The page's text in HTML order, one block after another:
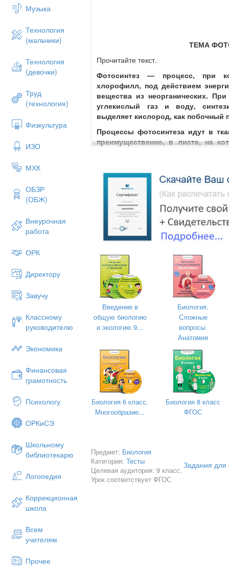
Музыка
Технология
(мальчики)
Технология
(девочки)
Труд
(технология)
Физкультура
ИЗО
МХК
ОБЗР
(ОБЖ)
Внеурочная
работа
ОРК
Директору
Завучу
Классному
руководителю
Экономика
Финансовая
грамотность
Психологу
ОРКиСЭ
Школьному
библиотекарю
Логопедия
Коррекционная
школа
Всем
учителям
Прочее
ТЕМА
Прочитайте текст.
Фотосинтез — процесс, при
хлорофилл, под действием
вещества из неорганических.
углекислый газ и воду,
выделяет кислород, как побочный
Процессы фотосинтеза идут в
преимущественно, в листе, на
фотосинтезе, изучим
особые пластиды
фотосинтез. Основные
хлоропластов растений
Как уже было сказано ранее, в
действием солнечного света
Процесс фотосинтеза можно
В ходе световой фазы
универсальный донор атома
(НАДФ·Н2). Источником водорода
Введение в
общую биологию
и экологию 9...
Биология.
Сложные
вопросы.
Анатомия
Биология 6 класс.
Многообразие...
Биология 8 класс
ФГОС
Предмет: Биология
Категория:Тесты
Целевая аудитория: 9 класс.
Урок соответствует ФГОС
Задания для